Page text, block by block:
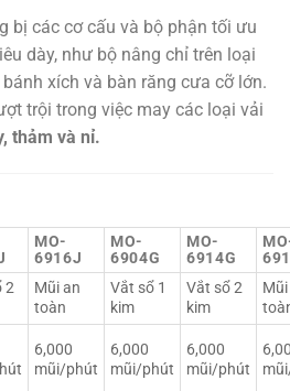
bị các cơ cấu và bộ phận tối ưu
dày, như bộ nâng chỉ trên loại
xích và bàn răng cưa cỡ lớn.
trội trong việc may các loại vải
thảm và nỉ.
MO-
6916J
MO-
6904G
MO-
6914G
2
Mũi an
toàn
Vắt sổ 1
kim
Vắt sổ 2
kim
6,000
mũi/phút
6,000
mũi/phút
6,000
mũi/phút